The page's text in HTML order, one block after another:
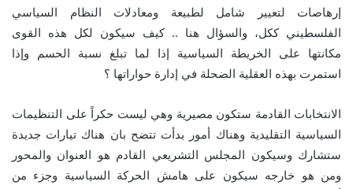
إرهاصات لتعيير شامل لطبيعة ومعادلات النظام السياسي
الفلسطيني ككل، والسؤال هنا .. كيف سيكون لكل هذه القوى
مكانتها على الخريطة السياسية إذا لما تبلغ نسبة الحسم وإذا
استمرت بهذه العقلية الضحلة في إدارة حواراتها ؟
الانتخابات القادمة ستكون مصيرية وهي ليست حكراً على التنظيمات
السياسية التقليدية وهناك أمور بدأت تتضح بان هناك تيارات جديدة
ستشارك وسيكون المجلس التشريعي القادم هو العنوان والمحور
ومن هو خارجه سيكون على هامش الحركة السياسية وجزء من